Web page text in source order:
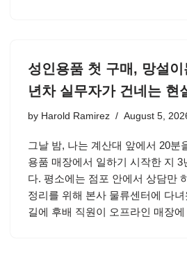
성인용품 첫 구매, 망설
년차 실무자가 건네는 현
by Harold Ramirez August 5,
그날 밤, 나는 계산대 앞에서 20분
용품 매장에서 일하기 시작한 지 3
다. 평소에는 점포 안에서 상담만
정리를 위해 본사 물류센터에 다
길에 후배 직원이 오프라인 매장